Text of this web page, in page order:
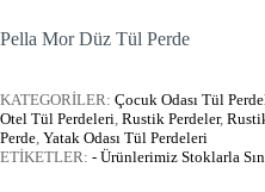
Pella Mor Düz Tül Perde
KATEGORİLER: Çocuk Odası Tül
Otel Tül Perdeleri Rustik Perdeler,
Perde Yatak Odası Tül Perdeleri
ETİKETLER: - Ürünlerimiz Stoklarla